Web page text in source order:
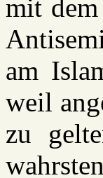
mit
am
weil
zu